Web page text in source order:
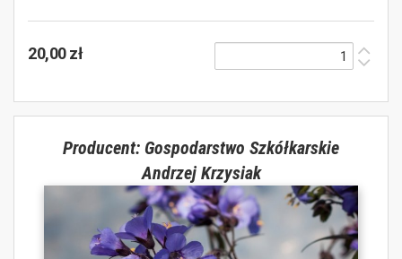
20,00 zł
Producent: Gospodarstwo Szkółkarskie
Andrzej Krzysiak